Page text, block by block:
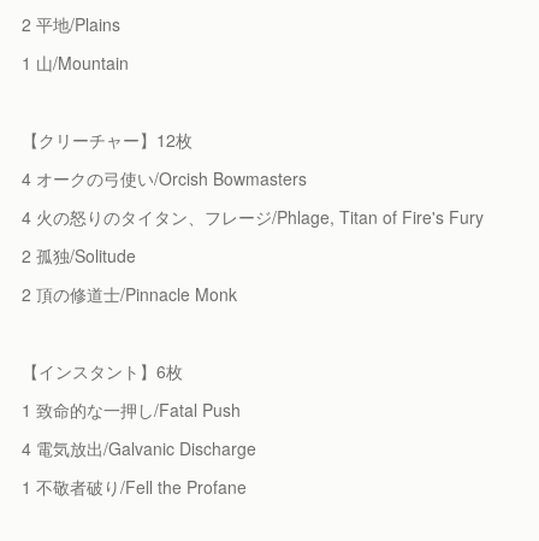
2 平地/Plains
1 山/Mountain
【クリーチャー】12枚
4 オークの弓使い/Orcish Bowmasters
4 火の怒りのタイタン、フレージ/Phlage, Titan of Fire's Fury
2 孤独/Solitude
2 頂の修道士/Pinnacle Monk
【インスタント】6枚
1 致命的な一押し/Fatal Push
4 電気放出/Galvanic Discharge
1 不敬者破り/Fell the Profane